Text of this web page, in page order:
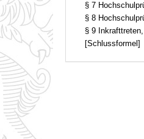
§ 7 Hochschulprüfungen an
§ 8
§ 9
[Schlussformel]